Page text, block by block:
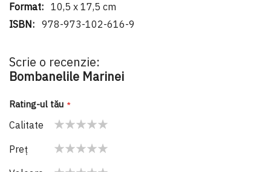
10,5 x 17,5 cm
978-973-102-616-9
Scrie o recenzie:
Bombanelile Marinei
Rating-ul tău
Calitate
star
stars
stars
stars
stars
Preţ